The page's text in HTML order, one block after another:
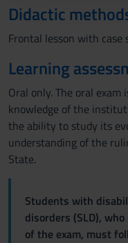
con altre informazioni
raccolto dal tuo
Didactic
Frontal lesson with case
Learning
Oral only. The oral
knowledge of the
the ability to study its
understanding of the
State.
Students with
disorders (SLD),
of the exam, must